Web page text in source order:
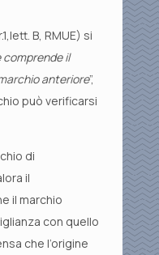
B, RMUE) si
comprende il
anteriore”,
può verificarsi
di
il
il marchio
con quello
che l’origine